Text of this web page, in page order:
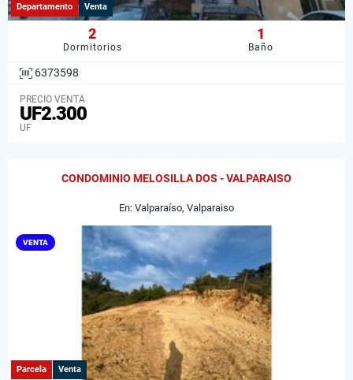
Departamento Venta
2
Dormitorios
1
Baño
6373598
PRECIO VENTA
UF2.300
UF
CONDOMINIO MELOSILLA DOS - VALPARAISO
En: Valparaíso, Valparaiso
VENTA
Parcela Venta